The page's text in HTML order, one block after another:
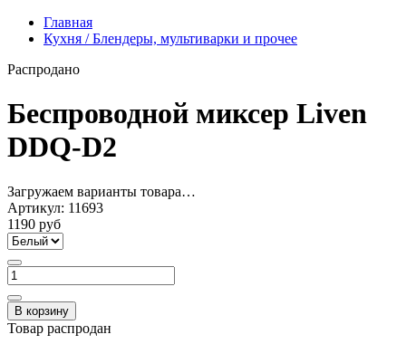
Главная
Кухня / Блендеры, мультиварки и прочее
Распродано
Беспроводной миксер Liven
DDQ-D2
Загружаем варианты товара…
Артикул: 11693
1190 руб
В корзину
Товар распродан